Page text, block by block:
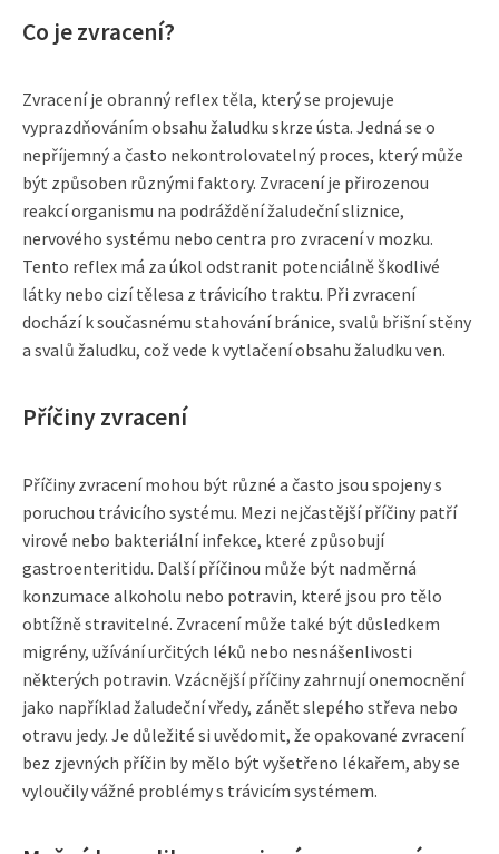
Co je zvracení?
Zvracení je obranný reflex těla, který se projevuje
vyprazdňováním obsahu žaludku skrze ústa. Jedná se o
nepříjemný a často nekontrolovatelný proces, který může
být způsoben různými faktory. Zvracení je přirozenou
reakcí organismu na podráždění žaludeční sliznice,
nervového systému nebo centra pro zvracení v mozku.
Tento reflex má za úkol odstranit potenciálně škodlivé
látky nebo cizí tělesa z trávicího traktu. Při zvracení
dochází k současnému stahování bránice, svalů břišní stěny
a svalů žaludku, což vede k vytlačení obsahu žaludku ven.
Příčiny zvracení
Příčiny zvracení mohou být různé a často jsou spojeny s
poruchou trávicího systému. Mezi nejčastější příčiny patří
virové nebo bakteriální infekce, které způsobují
gastroenteritidu. Další příčinou může být nadměrná
konzumace alkoholu nebo potravin, které jsou pro tělo
obtížně stravitelné. Zvracení může také být důsledkem
migrény, užívání určitých léků nebo nesnášenlivosti
některých potravin. Vzácnější příčiny zahrnují onemocnění
jako například žaludeční vředy, zánět slepého střeva nebo
otravu jedy. Je důležité si uvědomit, že opakované zvracení
bez zjevných příčin by mělo být vyšetřeno lékařem, aby se
vyloučily vážné problémy s trávicím systémem.